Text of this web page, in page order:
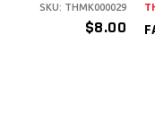
$8.00
SKU: THMK000029